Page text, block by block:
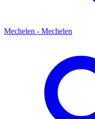
Mechelen - Mechelen